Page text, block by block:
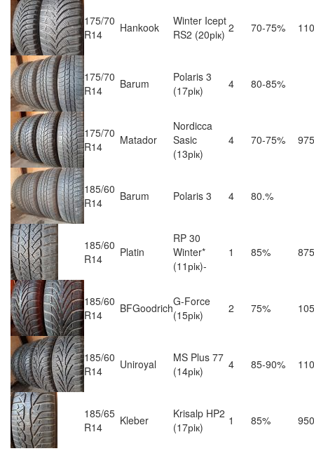
175/70
R14
Hankook
Winter Icept
RS2 (20рiк) 2 70-75%
175/70
R14
Barum
Polaris 3
(17рiк)
4 80-85%
175/70
R14
Matador
Nordicca
Sasic
(13рiк)
4 70-75% 975
185/60
R14
Barum Polaris 3 4 80.%
185/60
R14
Platin
RP 30
Winter*
(11рiк)-
1 85% 875
185/60
R14
BFGoodrichG-Force
(15рiк)
2 75%
185/60
R14
Uniroyal
MS Plus 77
(14рiк)
4 85-90%
185/65
R14
Kleber
Krisalp HP2
(17рiк)
1 85% 950